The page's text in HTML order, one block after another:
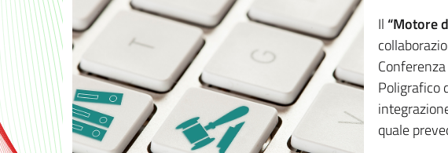
Il “Motore
Poligrafico
quale